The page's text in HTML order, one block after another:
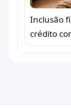
Inclusão
crédito